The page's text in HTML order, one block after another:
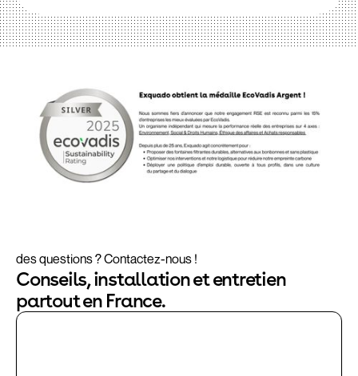
des questions ? Contactez-nous !
Conseils, installation et entretien
partout en France.